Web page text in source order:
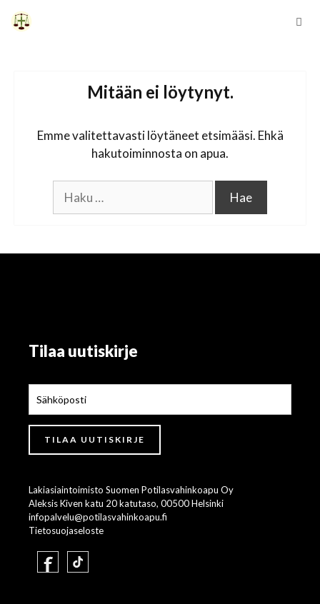
Siirry
sisältöön
Mitään ei löytynyt.
Emme valitettavasti löytäneet etsimääsi. Ehkä
hakutoiminnosta on apua.
Tilaa uutiskirje
Lakiasiaintoimisto Suomen Potilasvahinkoapu Oy
Aleksis Kiven katu 20 katutaso, 00500 Helsinki
infopalvelu@potilasvahinkoapu.fi
Tietosuojaseloste